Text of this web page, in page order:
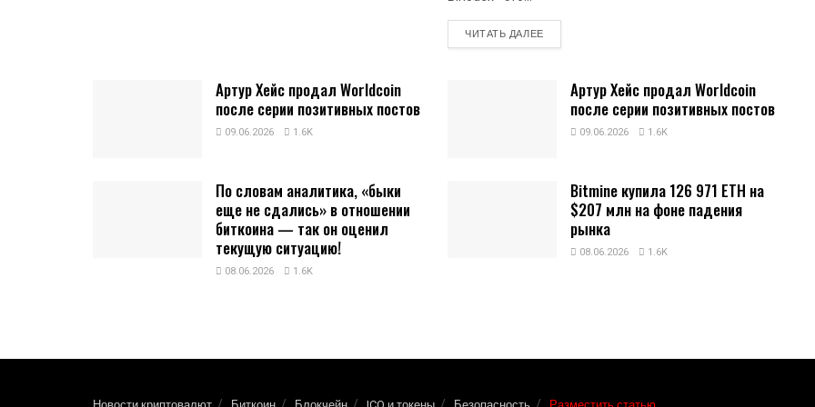
ЧИТАТЬ ДАЛЕЕDETAILS
Артур Хейс продал Worldcoin
после серии позитивных постов
09.06.2026 1.6K
Артур Хейс продал Worldcoin
после серии позитивных постов
09.06.2026 1.6K
По словам аналитика, «быки
еще не сдались» в отношении
биткоина — так он оценил
текущую ситуацию!
08.06.2026 1.6K
Bitmine купила 126 971 ETH на
$207 млн на фоне падения
рынка
08.06.2026 1.6K